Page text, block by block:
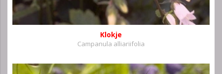
Klokje
Campanula alliariifolia